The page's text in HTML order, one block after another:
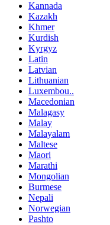
Kannada
Kazakh
Khmer
Kurdish
Kyrgyz
Latin
Latvian
Lithuanian
Luxembou..
Macedonian
Malagasy
Malay
Malayalam
Maltese
Maori
Marathi
Mongolian
Burmese
Nepali
Norwegian
Pashto